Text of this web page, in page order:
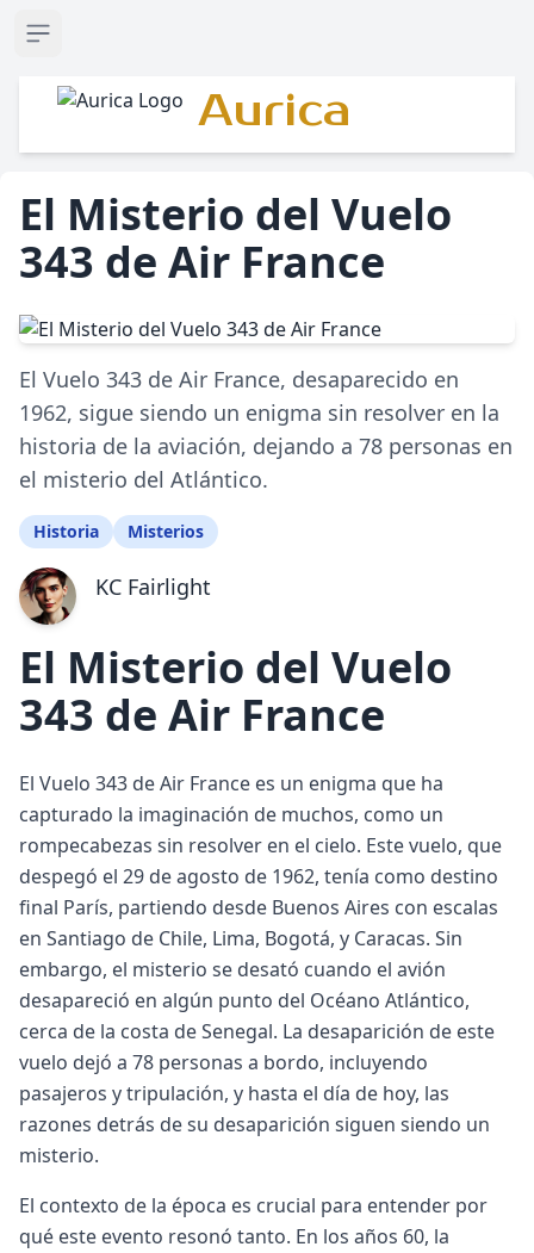
Open sidebar
Aurica
El Misterio del Vuelo
343 de Air France
El Vuelo 343 de Air France, desaparecido en
1962, sigue siendo un enigma sin resolver en la
historia de la aviación, dejando a 78 personas en
el misterio del Atlántico.
Historia Misterios
KC Fairlight
El Misterio del Vuelo
343 de Air France
El Vuelo 343 de Air France es un enigma que ha
capturado la imaginación de muchos, como un
rompecabezas sin resolver en el cielo. Este vuelo, que
despegó el 29 de agosto de 1962, tenía como destino
final París, partiendo desde Buenos Aires con escalas
en Santiago de Chile, Lima, Bogotá, y Caracas. Sin
embargo, el misterio se desató cuando el avión
desapareció en algún punto del Océano Atlántico,
cerca de la costa de Senegal. La desaparición de este
vuelo dejó a 78 personas a bordo, incluyendo
pasajeros y tripulación, y hasta el día de hoy, las
razones detrás de su desaparición siguen siendo un
misterio.
El contexto de la época es crucial para entender por
qué este evento resonó tanto. En los años 60, la